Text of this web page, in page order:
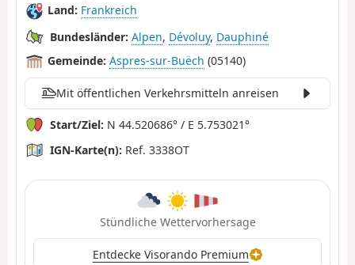
Land: Frankreich
Bundesländer: Alpen, Dévoluy, Dauphiné
Gemeinde: Aspres-sur-Buëch (05140)
Mit öffentlichen Verkehrsmitteln anreisen
Start/Ziel: N 44.520686° / E 5.753021°
IGN-Karte(n): Ref. 3338OT
Stündliche Wettervorhersage
Entdecke Visorando Premium